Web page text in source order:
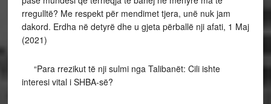
rregulltë? Me respekt për mendimet tjera, unë nuk jam
dakord. Erdha në detyrë dhe u gjeta përballë nji afati, 1 Maj
(2021)
“Para rrezikut të nji sulmi nga Talibanët: Cili ishte
interesi vital i SHBA-së?